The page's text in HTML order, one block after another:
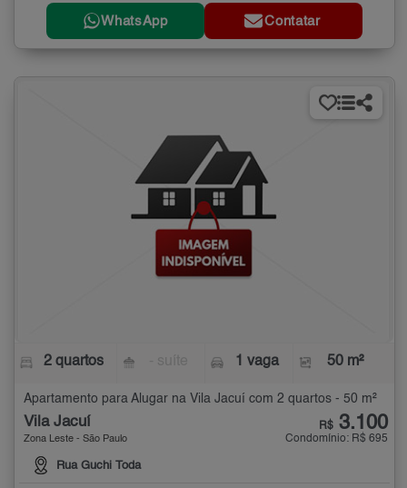
WhatsApp Contatar
2 quartos 1 vaga 50 m²
Apartamento para Alugar na Vila Jacuí com 2 quartos - 50 m²
Vila Jacuí
Zona Leste - São Paulo
Rua Guchi Toda
R$ 3.100
Condomínio: R$ 695